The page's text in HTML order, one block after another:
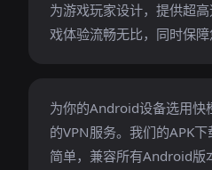
为游戏玩家设计，提供超
戏体验流畅无比，同时保障
为你的Android设备选用快
的VPN服务。我们的APK
简单，兼容所有Android版